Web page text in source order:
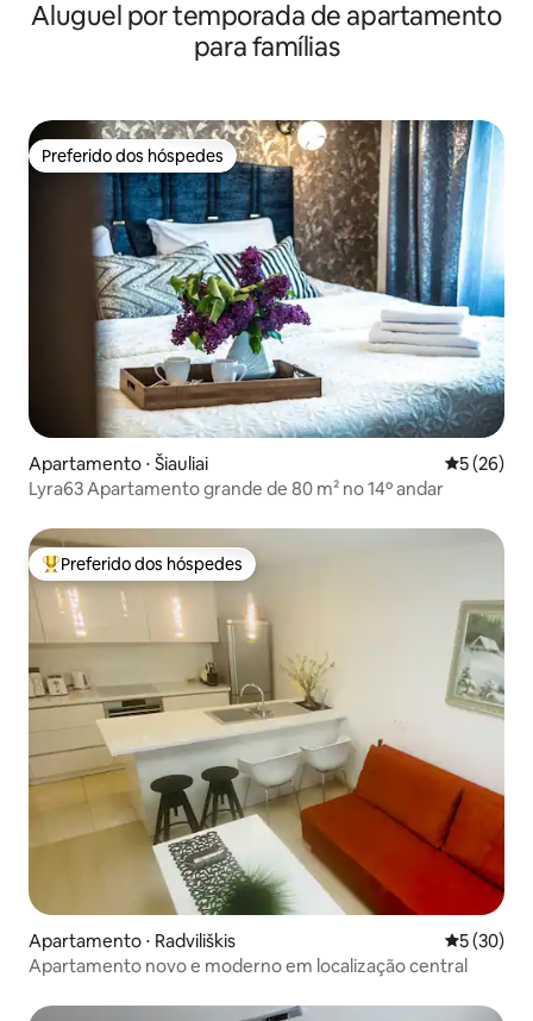
Aluguel por temporada de apartamento
para famílias
Preferido dos hóspedes
Preferido dos hóspedes
Apartamento ⋅ Šiauliai 5 de uma
5 (26)
Lyra63 Apartamento grande de 80 m² no 14º andar
Entre os melhores preferidos dos hóspedes
Preferido dos hóspedes
Apartamento ⋅ Radviliškis 5 de uma
5 (30)
Apartamento novo e moderno em localização central